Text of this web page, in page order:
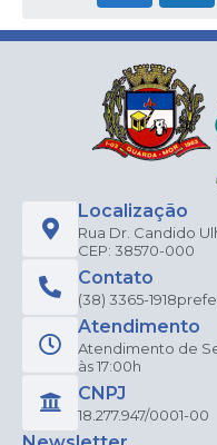
Localização
Rua Dr. Candido
CEP: 38570-000
Contato
(38) 3365-1918
Atendimento
Atendimento de
às 17:00h
CNPJ
18.277.947/0001-00